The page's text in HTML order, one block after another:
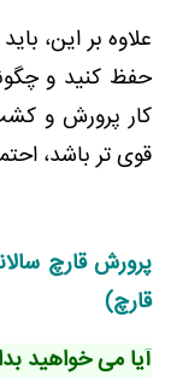
علاوه بر این،
حفظ کنید و
کار پرورش و
قوی تر باشد،
پرورش قارچ
قارچ)
آیا می خواهید